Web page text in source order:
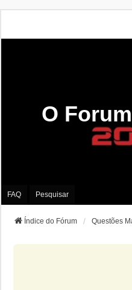
O
FAQ Pesquisar
Índice do Fórum Questões